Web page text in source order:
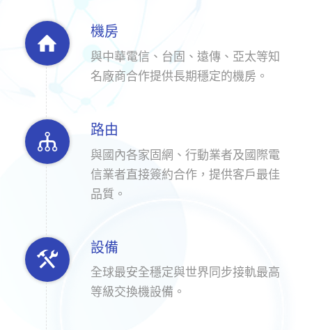
機房
與中華電信、台固、遠傳、亞太等知
名廠商合作提供長期穩定的機房。
路由
與國內各家固網、行動業者及國際電
信業者直接簽約合作，提供客戶最佳
品質。
設備
全球最安全穩定與世界同步接軌最高
等級交換機設備。